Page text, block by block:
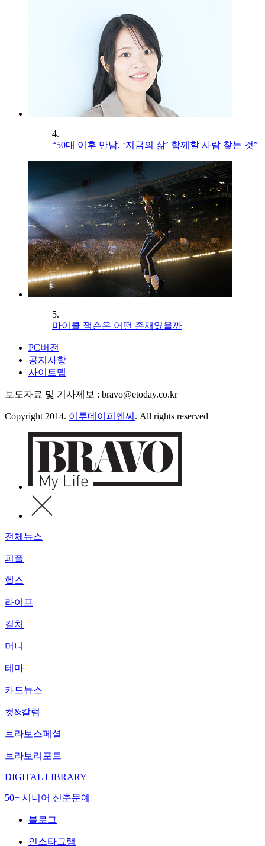
4.
“50대 이후 만남, ‘지금의 삶’ 함께할 사람 찾는 것”
5.
마이클 잭슨은 어떤 존재였을까
PC버전
공지사항
사이트맵
보도자료 및 기사제보 : bravo@etoday.co.kr
Copyright 2014. 이투데이피엔씨 . All rights reserved
전체뉴스
피플
헬스
라이프
컬처
머니
테마
카드뉴스
컷&칼럼
브라보스페셜
브라보리포트
DIGITAL LIBRARY
50+ 시니어 신춘문예
블로그
인스타그램